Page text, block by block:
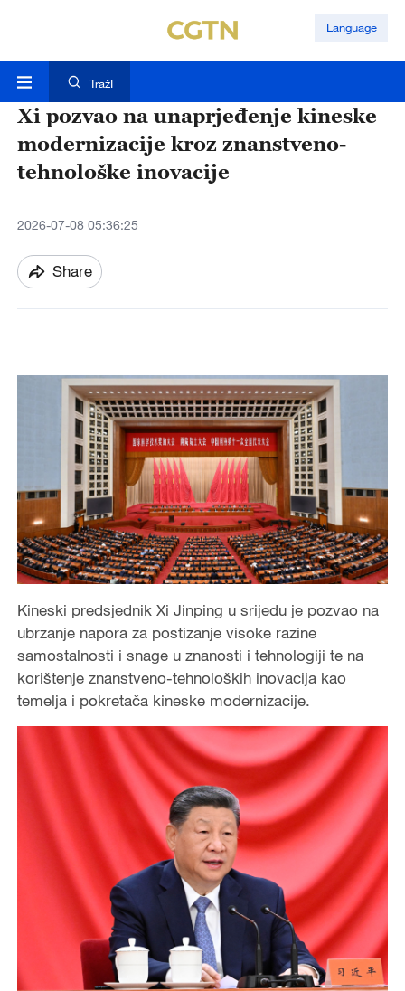
Language
TražI
Xi pozvao na unaprjeđenje kineske
modernizacije kroz znanstveno-
tehnološke inovacije
2026-07-08 05:36:25
Share
Kineski predsjednik Xi Jinping u srijedu je pozvao na
ubrzanje napora za postizanje visoke razine
samostalnosti i snage u znanosti i tehnologiji te na
korištenje znanstveno-tehnoloških inovacija kao
temelja i pokretača kineske modernizacije.